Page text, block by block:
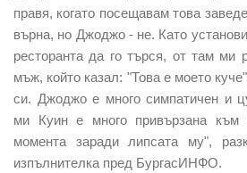
правя, когато посещавам това
върна, но Джоджо - не. Като
ресторанта да го търся, от там ми
мъж, който казал: "Това е моето
си. Джоджо е много симпатичен и
ми Куин е много привързана
момента заради липсата му",
изпълнителка пред БургасИНФО.